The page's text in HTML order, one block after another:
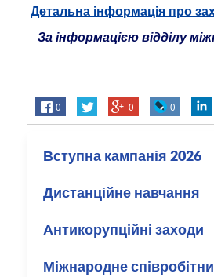
Детальна інформація про
За інформацією відділу
0 0 0
Вступна кампанія 2026
Дистанційне навчання
Антикорупційні заходи
Міжнародне